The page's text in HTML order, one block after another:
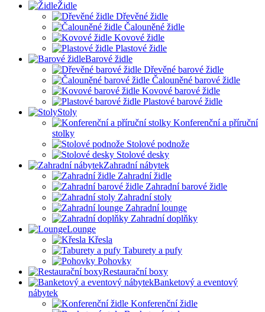
Židle
Dřevěné židle
Čalouněné židle
Kovové židle
Plastové židle
Barové židle
Dřevěné barové židle
Čalouněné barové židle
Kovové barové židle
Plastové barové židle
Stoly
Konferenční a příruční
stolky
Stolové podnože
Stolové desky
Zahradní nábytek
Zahradní židle
Zahradní barové židle
Zahradní stoly
Zahradní lounge
Zahradní doplňky
Lounge
Křesla
Taburety a pufy
Pohovky
Restaurační boxy
Banketový a eventový
nábytek
Konferenční židle